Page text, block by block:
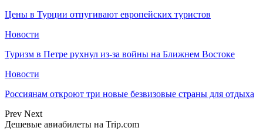
Цены в Турции отпугивают европейских туристов
Новости
Туризм в Петре рухнул из-за войны на Ближнем Востоке
Новости
Россиянам откроют три новые безвизовые страны для отдыха
Prev Next
Дешевые авиабилеты на Trip.com